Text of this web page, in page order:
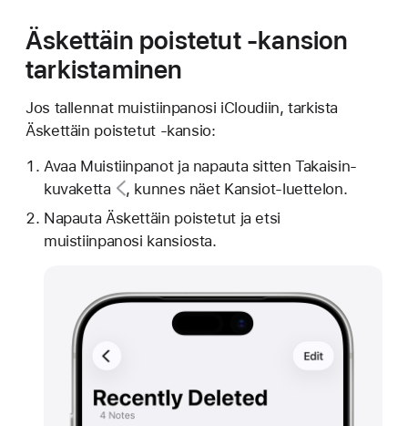
Äskettäin poistetut -kansion
tarkistaminen
Jos tallennat muistiinpanosi iCloudiin, tarkista
Äskettäin poistetut -kansio:
Avaa Muistiinpanot ja napauta sittenTakaisin-
kuvaketta
, kunnes näet Kansiot-luettelon.
Napauta Äskettäin poistetut ja etsi
muistiinpanosi kansiosta.